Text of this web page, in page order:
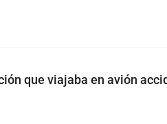
que viajaba en avión